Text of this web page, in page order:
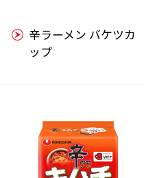
辛ラーメン バケツカ
ップ